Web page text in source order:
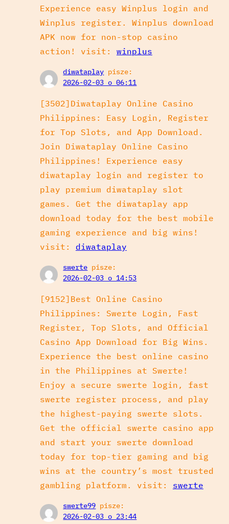
Experience easy Winplus login and
Winplus register. Winplus download
APK now for non-stop casino
action! visit: winplus
diwataplay pisze:
2026-02-03 o 06:11
[3502]Diwataplay Online Casino
Philippines: Easy Login, Register
for Top Slots, and App Download.
Join Diwataplay Online Casino
Philippines! Experience easy
diwataplay login and register to
play premium diwataplay slot
games. Get the diwataplay app
download today for the best mobile
gaming experience and big wins!
visit: diwataplay
swerte pisze:
2026-02-03 o 14:53
[9152]Best Online Casino
Philippines: Swerte Login, Fast
Register, Top Slots, and Official
Casino App Download for Big Wins.
Experience the best online casino
in the Philippines at Swerte!
Enjoy a secure swerte login, fast
swerte register process, and play
the highest-paying swerte slots.
Get the official swerte casino app
and start your swerte download
today for top-tier gaming and big
wins at the country’s most trusted
gambling platform. visit: swerte
swerte99 pisze:
2026-02-03 o 23:44